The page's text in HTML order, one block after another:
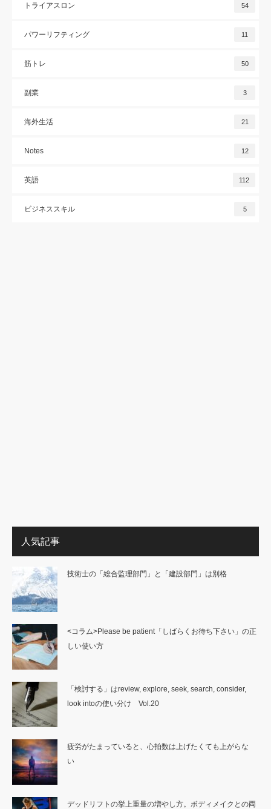
トライアスロン 54
パワーリフティング 11
筋トレ 50
副業 3
海外生活 21
Notes 12
英語 112
ビジネススキル 5
人気記事
技術士の「総合監理部門」と「建設部門」は別格
<コラム>Please be patient「しばらくお待ち下さい」の正
しい使い方
「検討する」はreview, explore, seek, search, consider,
look intoの使い分け Vol.20
疲労がたまっていると、心拍数は上げたくても上がらな
い
デッドリフトの挙上重量の増やし方。ボディメイクとの両